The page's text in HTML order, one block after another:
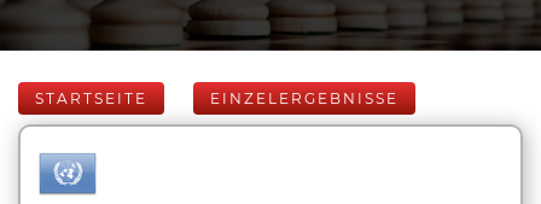
STARTSEITE EINZELERGEBNISSE